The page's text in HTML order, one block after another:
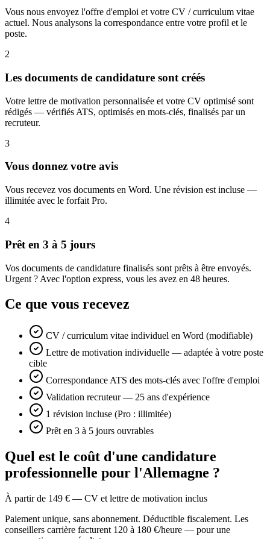
Vous nous envoyez l'offre d'emploi et votre CV / curriculum vitae
actuel. Nous analysons la correspondance entre votre profil et le
poste.
2
Les documents de candidature sont créés
Votre lettre de motivation personnalisée et votre CV optimisé sont
rédigés — vérifiés ATS, optimisés en mots-clés, finalisés par un
recruteur.
3
Vous donnez votre avis
Vous recevez vos documents en Word. Une révision est incluse —
illimitée avec le forfait Pro.
4
Prêt en 3 à 5 jours
Vos documents de candidature finalisés sont prêts à être envoyés.
Urgent ? Avec l'option express, vous les avez en 48 heures.
Ce que vous recevez
CV / curriculum vitae individuel en Word (modifiable)
Lettre de motivation individuelle — adaptée à votre poste
cible
Correspondance ATS des mots-clés avec l'offre d'emploi
Validation recruteur — 25 ans d'expérience
1 révision incluse (Pro : illimitée)
Prêt en 3 à 5 jours ouvrables
Quel est le coût d'une candidature
professionnelle pour l'Allemagne ?
À partir de 149 € — CV et lettre de motivation inclus
Paiement unique, sans abonnement. Déductible fiscalement. Les
conseillers carrière facturent 120 à 180 €/heure — pour une